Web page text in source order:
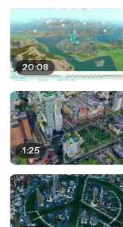
20:08
1:25